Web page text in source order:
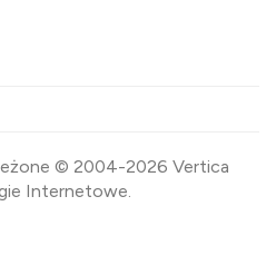
© 2004-2026 Vertica
Internetowe.